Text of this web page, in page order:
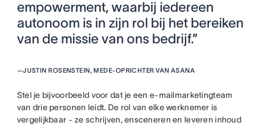
empowerment, waarbij iedereen
autonoom is in zijn rol bij het bereiken
van de missie van ons bedrijf.”
—JUSTIN ROSENSTEIN, MEDE-OPRICHTER VAN ASANA
Stel je bijvoorbeeld voor dat je een e-mailmarketingteam
van drie personen leidt. De rol van elke werknemer is
vergelijkbaar - ze schrijven, ensceneren en leveren inhoud